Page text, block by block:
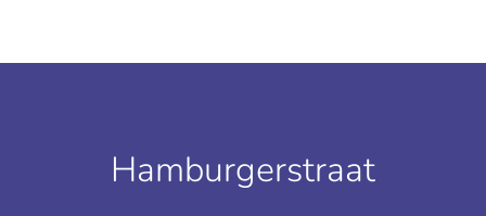
Hamburgerstraat